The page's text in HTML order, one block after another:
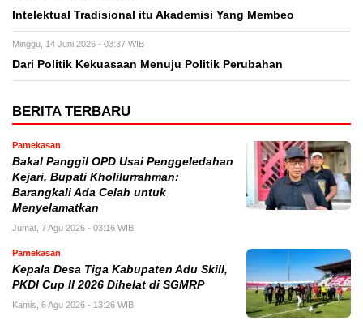
Intelektual Tradisional itu Akademisi Yang Membeo
Minggu, 14 Juni 2026 - 03:37 WIB
Dari Politik Kekuasaan Menuju Politik Perubahan
BERITA TERBARU
Pamekasan
Bakal Panggil OPD Usai Penggeledahan
Kejari, Bupati Kholilurrahman:
Barangkali Ada Celah untuk
Menyelamatkan
Jumat, 7 Agu 2026 - 03:16 WIB
Pamekasan
Kepala Desa Tiga Kabupaten Adu Skill,
PKDI Cup II 2026 Dihelat di SGMRP
Kamis, 6 Agu 2026 - 13:26 WIB